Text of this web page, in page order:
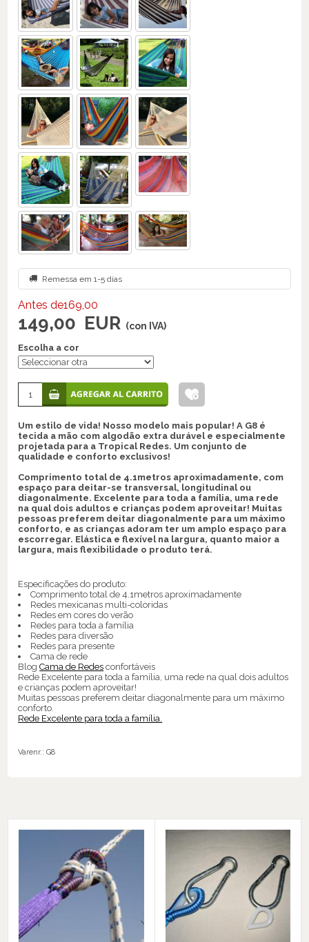
Remessa em 1-5 días
Antes de169,00
149,00 EUR (con IVA)
Escolha a cor
Um estilo de vida! Nosso modelo mais popular! A G8 é
tecida a mão com algodão extra durável e especialmente
projetada para a Tropical Redes. Um conjunto de
qualidade e conforto exclusivos!
Comprimento total de 4.1metros aproximadamente, com
espaço para deitar-se transversal, longitudinal ou
diagonalmente. Excelente para toda a família, uma rede
na qual dois adultos e crianças podem aproveitar! Muitas
pessoas preferem deitar diagonalmente para um máximo
conforto, e as crianças adoram ter um amplo espaço para
escorregar. Elástica e flexível na largura, quanto maior a
largura, mais flexibilidade o produto terá.
Especificações do produto:
Comprimento total de 4.1metros aproximadamente
Redes mexicanas multi-coloridas
Redes em cores do verão
Redes para toda a família
Redes para diversão
Redes para presente
Cama de rede
BlogCama de Redes confortáveis
Rede Excelente para toda a família, uma rede na qual dois adultos
e crianças podem aproveitar!
Muitas pessoas preferem deitar diagonalmente para um máximo
conforto.
Rede Excelente para toda a família.
Varenr.:G8